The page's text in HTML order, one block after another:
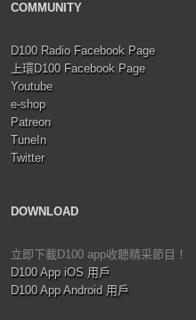
COMMUNITY
D100 Radio Facebook Page
上環D100 Facebook Page
Youtube
e-shop
Patreon
TuneIn
Twitter
DOWNLOAD
立即下載D100 app收聽精采節目！
D100 App iOS 用戶
D100 App Android 用戶